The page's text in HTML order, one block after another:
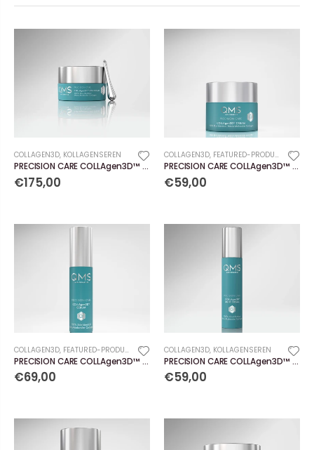
COLLAGEN3D, KOLLAGENSEREN
PRECISION CARE COLLAgen3D™ Eye Cream
€175,00
COLLAGEN3D, FEATURED-PRODUCTS
PRECISION CARE COLLAgen3D™ Cream
€59,00
COLLAGEN3D, FEATURED-PRODUCTS
PRECISION CARE COLLAgen3D™ Serum
€69,00
COLLAGEN3D, KOLLAGENSEREN
PRECISION CARE COLLAgen3D™ Light Cream
€59,00